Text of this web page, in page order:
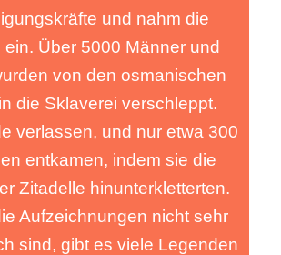
und nahm die
ein. Über 5000 Männer und
von den osmanischen
die Sklaverei verschleppt.
verlassen, und nur etwa 300
entkamen, indem sie die
Zitadelle hinunterkletterten.
Aufzeichnungen nicht sehr
sind, gibt es viele Legenden
und nahm die
ein. Über 5000 Männer und
von den osmanischen
die Sklaverei verschleppt.
verlassen, und nur etwa 300
entkamen, indem sie die
Zitadelle hinunterkletterten.
Aufzeichnungen nicht sehr
sind, gibt es viele Legenden